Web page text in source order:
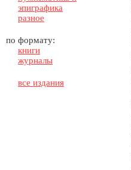
эпиграфика
разное
по формату:
книги
журналы
все издания